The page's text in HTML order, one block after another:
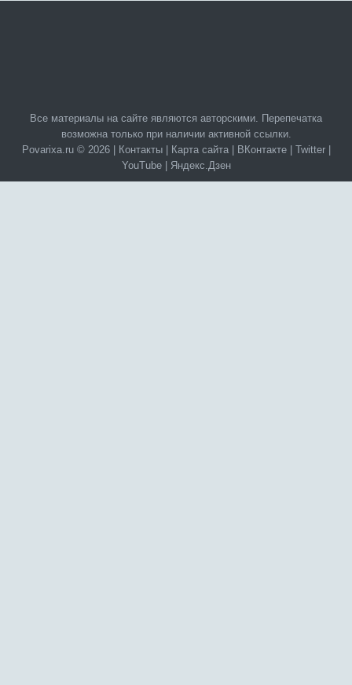
Все материалы на сайте являются авторскими. Перепечатка
возможна только при наличии активной ссылки.
Povarixa.ru © 2026 |
Контакты| Карта сайта| ВКонтакте| Twitter|
YouTube| Яндекс.Дзен